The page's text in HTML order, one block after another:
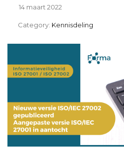
14 maart 2022
Category: Kennisdeling